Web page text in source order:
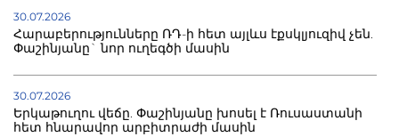
30.07.2026
Հարաբերությունները ՌԴ-ի հետ այլևս էքսկլյուզիվ չեն.
Փաշինյանը` նոր ուղեգծի մասին
30.07.2026
Երկաթուղու վեճը. Փաշինյանը խոսել է Ռուսաստանի
հետ հնարավոր արբիտրաժի մասին